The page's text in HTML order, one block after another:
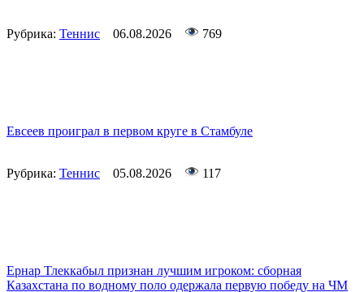
Рубрика: Теннис 06.08.2026 769
Евсеев проиграл в первом круге в Стамбуле
Рубрика: Теннис 05.08.2026 117
Ернар Тлеккабыл признан лучшим игроком: сборная
Казахстана по водному поло одержала первую победу на ЧМ